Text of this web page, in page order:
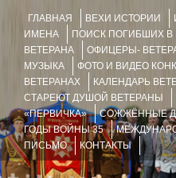
ГЛАВНАЯ ВЕХИ ИСТОРИИ
ИМЕНА
ПОИСК ПОГИБШИХ В
ВЕТЕРАНА
ОФИЦЕРЫ-
МУЗЫКА
ФОТО И ВИДЕО
ВЕТЕРАНАХ
КАЛЕНДАРЬ
СТАРЕЮТ ДУШОЙ ВЕТЕРАНЫ
«ПЕРВИЧКА»
СОЖЖЁННЫЕ
ГОДЫ ВОЙНЫ 35
ПИСЬМО
КОНТАКТЫ